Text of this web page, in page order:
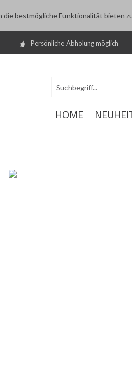
bestmögliche Funktionalität bieten
Persönliche Abholung möglich
HOME